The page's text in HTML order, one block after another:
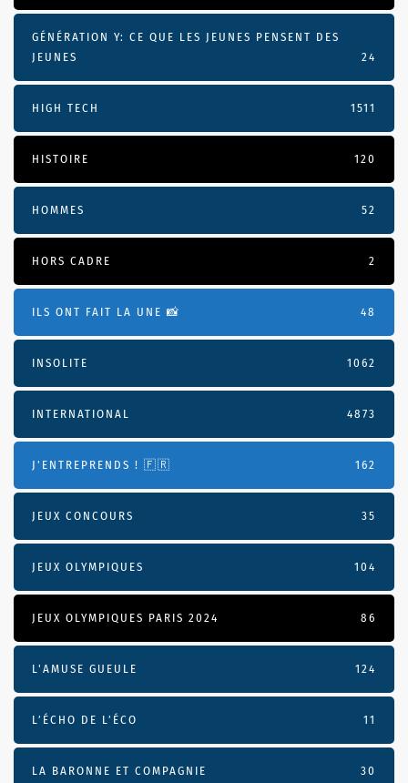
GÉNÉRATION Y: CE QUE LES JEUNES PENSENT DES
JEUNES
24
HIGH TECH 1511
HISTOIRE 120
HOMMES 52
HORS CADRE 2
ILS ONT FAIT LA UNE 📸 48
INSOLITE 1062
INTERNATIONAL 4873
J'ENTREPRENDS ! 🇫🇷 162
JEUX CONCOURS 35
JEUX OLYMPIQUES 104
JEUX OLYMPIQUES PARIS 2024 86
L'AMUSE GUEULE 124
L’ÉCHO DE L’ÉCO 11
LA BARONNE ET COMPAGNIE 30